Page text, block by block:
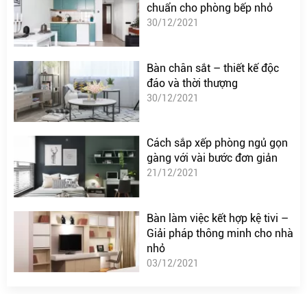
chuẩn cho phòng bếp nhỏ
30/12/2021
Bàn chân sắt – thiết kế độc
đáo và thời thượng
30/12/2021
Cách sắp xếp phòng ngủ gọn
gàng với vài bước đơn giản
21/12/2021
Bàn làm việc kết hợp kệ tivi –
Giải pháp thông minh cho nhà
nhỏ
03/12/2021